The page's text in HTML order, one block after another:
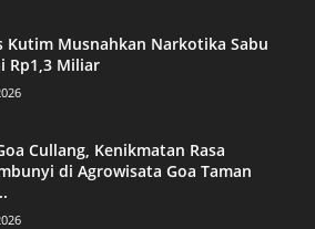
Kutim Musnahkan Narkotika Sabu
Rp1,3 Miliar
Cullang, Kenikmatan Rasa
di Agrowisata Goa Taman